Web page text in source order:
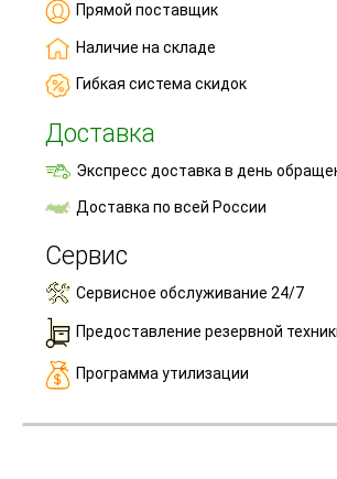
Прямой поставщик
Наличие на складе
Гибкая система скидок
Доставка
Экспресс доставка в день
Доставка по всей России
Сервис
Сервисное обслуживание 24/7
Предоставление резервной
Программа утилизации